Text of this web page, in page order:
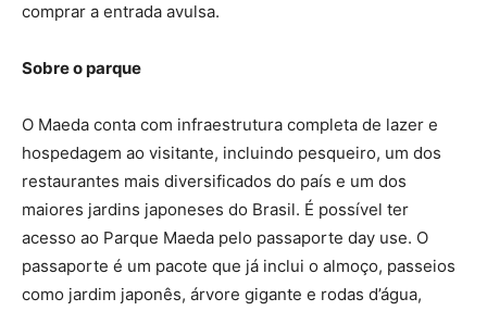
comprar a entrada avulsa.
Sobre o parque
O Maeda conta com infraestrutura completa de lazer e
hospedagem ao visitante, incluindo pesqueiro, um dos
restaurantes mais diversificados do país e um dos
maiores jardins japoneses do Brasil. É possível ter
acesso ao Parque Maeda pelo passaporte day use. O
passaporte é um pacote que já inclui o almoço, passeios
como jardim japonês, árvore gigante e rodas d’água,